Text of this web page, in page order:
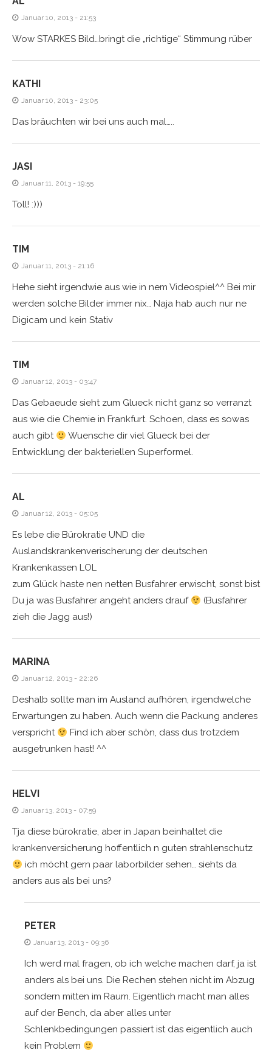
Januar 10, 2013 - 21:53
Wow STARKES Bild…bringt die „richtige“ Stimmung rüber
KATHI
Januar 10, 2013 - 23:05
Das bräuchten wir bei uns auch mal…..
JASI
Januar 11, 2013 - 19:55
Toll! :)))
TIM
Januar 11, 2013 - 21:16
Hehe sieht irgendwie aus wie in nem Videospiel^^ Bei mir
werden solche Bilder immer nix… Naja hab auch nur ne
Digicam und kein Stativ
TIM
Januar 12, 2013 - 03:47
Das Gebaeude sieht zum Glueck nicht ganz so verranzt
aus wie die Chemie in Frankfurt. Schoen, dass es sowas
auch gibt
Wuensche dir viel Glueck bei der
Entwicklung der bakteriellen Superformel.
AL
Januar 12, 2013 - 05:05
Es lebe die Bürokratie UND die
Auslandskrankenverischerung der deutschen
Krankenkassen LOL
zum Glück haste nen netten Busfahrer erwischt, sonst bist
Du ja was Busfahrer angeht anders drauf
(Busfahrer
zieh die Jagg aus!)
MARINA
Januar 12, 2013 - 22:26
Deshalb sollte man im Ausland aufhören, irgendwelche
Erwartungen zu haben. Auch wenn die Packung anderes
verspricht
Find ich aber schön, dass dus trotzdem
ausgetrunken hast! ^^
HELVI
Januar 13, 2013 - 07:59
Tja diese bürokratie, aber in Japan beinhaltet die
krankenversicherung hoffentlich n guten strahlenschutz
ich möcht gern paar laborbilder sehen… siehts da
anders aus als bei uns?
PETER
Januar 13, 2013 - 09:36
Ich werd mal fragen, ob ich welche machen darf, ja ist
anders als bei uns. Die Rechen stehen nicht im Abzug
sondern mitten im Raum. Eigentlich macht man alles
auf der Bench, da aber alles unter
Schlenkbedingungen passiert ist das eigentlich auch
kein Problem